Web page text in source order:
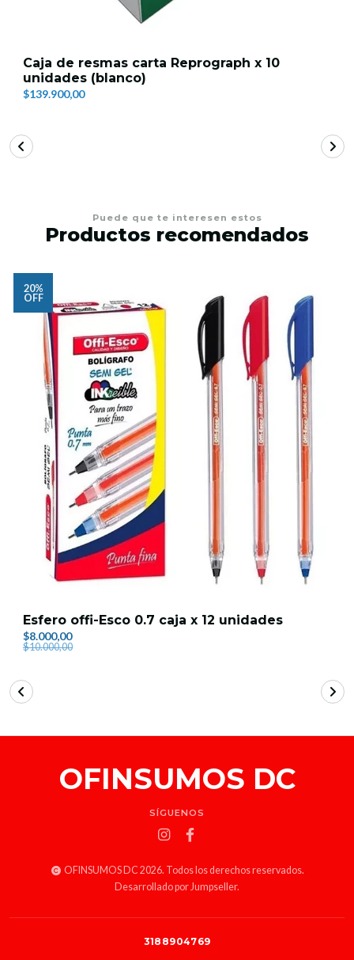
Caja de resmas carta Reprograph x 10
unidades (blanco)
$139.900,00
Puede que te interesen estos
Productos recomendados
20%
OFF
Esfero offi-Esco 0.7 caja x 12 unidades
$8.000,00
$10.000,00
OFINSUMOS DC
SÍGUENOS
OFINSUMOS DC 2026. Todos los derechos reservados.
Desarrollado por Jumpseller.
3188904769